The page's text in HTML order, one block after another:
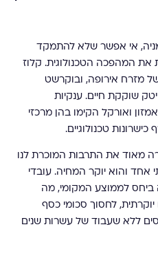
אי אפשר שלא להתמקד
את המהפכה הטכנולוגית. קלוז
מזרח אירופה, ובוקרשט
שוקקת חיים. ענקיות
ואורקל הקימו בהן מרכזי
טכנולוגיים.
מאוד את התרבות המוכרת לנו
אחד והוא יוקר המחיה. עובדי
ביחס לממוצע המקומי, מה
לחסוך סכומי כסף
ללא שעבוד של עשרות שנים